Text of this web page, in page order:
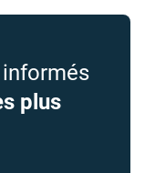
plus